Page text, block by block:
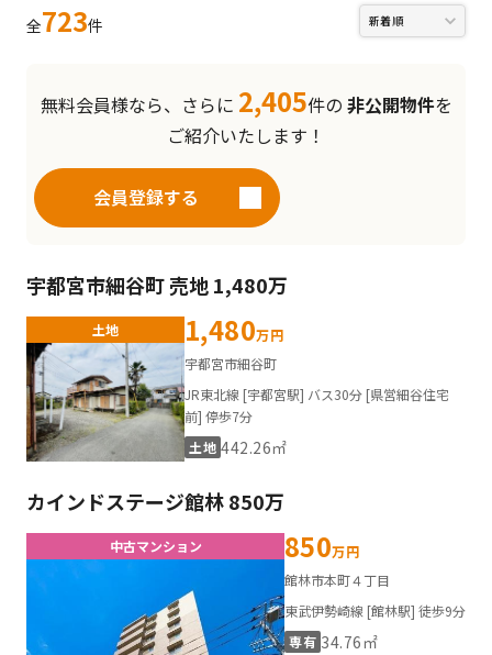
全723件
無料会員様なら、さらに 2,405件の 非公開物件を
ご紹介いたします！
会員登録する
宇都宮市細谷町 売地 1,480万
土地 1,480万円
宇都宮市細谷町
JR東北線 [宇都宮駅] バス30分 [県営細谷住宅
前] 停歩7分
土地 442.26㎡
カインドステージ館林 850万
中古マンション 850万円
館林市本町４丁目
東武伊勢崎線 [館林駅] 徒歩9分
専有 34.76㎡